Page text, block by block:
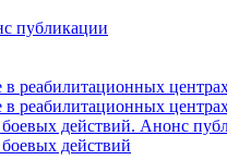
публикации
реабилитационных
реабилитационных
действий. Анонс
действий